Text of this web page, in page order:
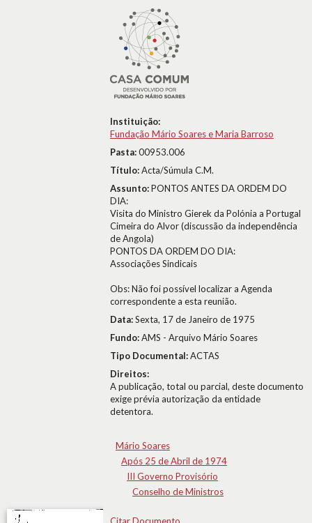
Instituição:
Fundação Mário Soares e Maria Barroso
Pasta:00953.006
Título:Acta/Súmula C.M.
Assunto:PONTOS ANTES DA ORDEM DO
DIA:
Visita do Ministro Gierek da Polónia a Portugal
Cimeira do Alvor (discussão da independência
de Angola)
PONTOS DA ORDEM DO DIA:
Associações Sindicais
Obs: Não foi possível localizar a Agenda
correspondente a esta reunião.
Data:Sexta, 17 de Janeiro de 1975
Fundo:AMS - Arquivo Mário Soares
Tipo Documental:ACTAS
Direitos:
A publicação, total ou parcial, deste documento
exige prévia autorização da entidade
detentora.
Mário Soares
Após 25 de Abril de 1974
III Governo Provisório
Conselho de Ministros